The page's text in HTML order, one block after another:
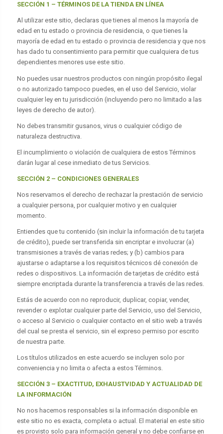
SECCIÓN 1 – TÉRMINOS DE LA TIENDA EN LÍNEA
Al utilizar este sitio, declaras que tienes al menos la mayoría de
edad en tu estado o provincia de residencia, o que tienes la
mayoría de edad en tu estado o provincia de residencia y que nos
has dado tu consentimiento para permitir que cualquiera de tus
dependientes menores use este sitio.
No puedes usar nuestros productos con ningún propósito ilegal
o no autorizado tampoco puedes, en el uso del Servicio, violar
cualquier ley en tu jurisdicción (incluyendo pero no limitado a las
leyes de derecho de autor).
No debes transmitir gusanos, virus o cualquier código de
naturaleza destructiva.
El incumplimiento o violación de cualquiera de estos Términos
darán lugar al cese inmediato de tus Servicios.
SECCIÓN 2 – CONDICIONES GENERALES
Nos reservamos el derecho de rechazar la prestación de servicio
a cualquier persona, por cualquier motivo y en cualquier
momento.
Entiendes que tu contenido (sin incluir la información de tu tarjeta
de crédito), puede ser transferida sin encriptar e involucrar (a)
transmisiones a través de varias redes; y (b) cambios para
ajustarse o adaptarse a los requisitos técnicos dé conexión de
redes o dispositivos. La información de tarjetas de crédito está
siempre encriptada durante la transferencia a través de las redes.
Estás de acuerdo con no reproducir, duplicar, copiar, vender,
revender o explotar cualquier parte del Servicio, uso del Servicio,
o acceso al Servicio o cualquier contacto en el sitio web a través
del cual se presta el servicio, sin el expreso permiso por escrito
de nuestra parte.
Los títulos utilizados en este acuerdo se incluyen solo por
conveniencia y no limita o afecta a estos Términos.
SECCIÓN 3 – EXACTITUD, EXHAUSTVIDAD Y ACTUALIDAD DE
LA INFORMACIÓN
No nos hacemos responsables si la información disponible en
este sitio no es exacta, completa o actual. El material en este sitio
es provisto solo para información general y no debe confiarse en